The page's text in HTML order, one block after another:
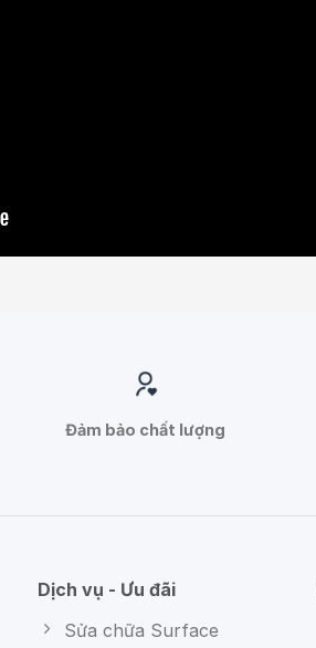
Đảm bảo chất lượng
Dịch vụ - Ưu đãi
Sửa chữa Surface